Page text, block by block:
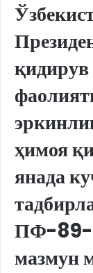
қидирув
ҳимоя
янада
ПФ-89-
мазмун